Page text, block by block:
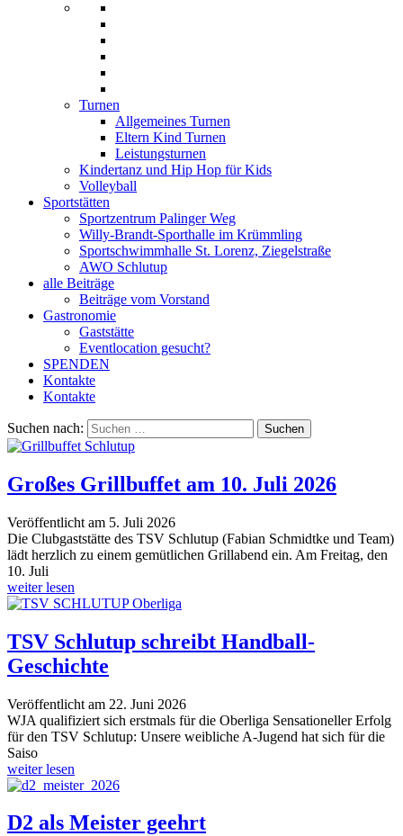
Turnen
Allgemeines Turnen
Eltern Kind Turnen
Leistungsturnen
Kindertanz und Hip Hop für Kids
Volleyball
Sportstätten
Sportzentrum Palinger Weg
Willy-Brandt-Sporthalle im Krümmling
Sportschwimmhalle St. Lorenz, Ziegelstraße
AWO Schlutup
alle Beiträge
Beiträge vom Vorstand
Gastronomie
Gaststätte
Eventlocation gesucht?
SPENDEN
Kontakte
Kontakte
Suchen nach:
Großes Grillbuffet am 10. Juli 2026
Veröffentlicht am 5. Juli 2026
Die Clubgaststätte des TSV Schlutup (Fabian Schmidtke und Team)
lädt herzlich zu einem gemütlichen Grillabend ein. Am Freitag, den
10. Juli
weiter lesen
TSV Schlutup schreibt Handball-
Geschichte
Veröffentlicht am 22. Juni 2026
WJA qualifiziert sich erstmals für die Oberliga Sensationeller Erfolg
für den TSV Schlutup: Unsere weibliche A-Jugend hat sich für die
Saiso
weiter lesen
D2 als Meister geehrt